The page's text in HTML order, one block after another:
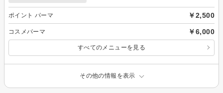
ポイント パーマ ￥2,500
コスメパーマ ￥6,000
すべてのメニューを見る
その他の情報を表示